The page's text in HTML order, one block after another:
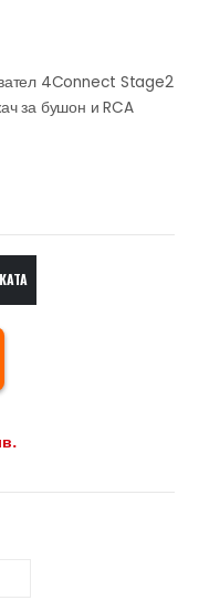
4Connect Stage2
за бушон и RCA